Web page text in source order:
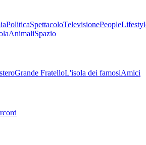
PoliticaSpettacoloTelevisionePeople
AnimaliSpazio
Grande FratelloL'isola dei famosiAmici